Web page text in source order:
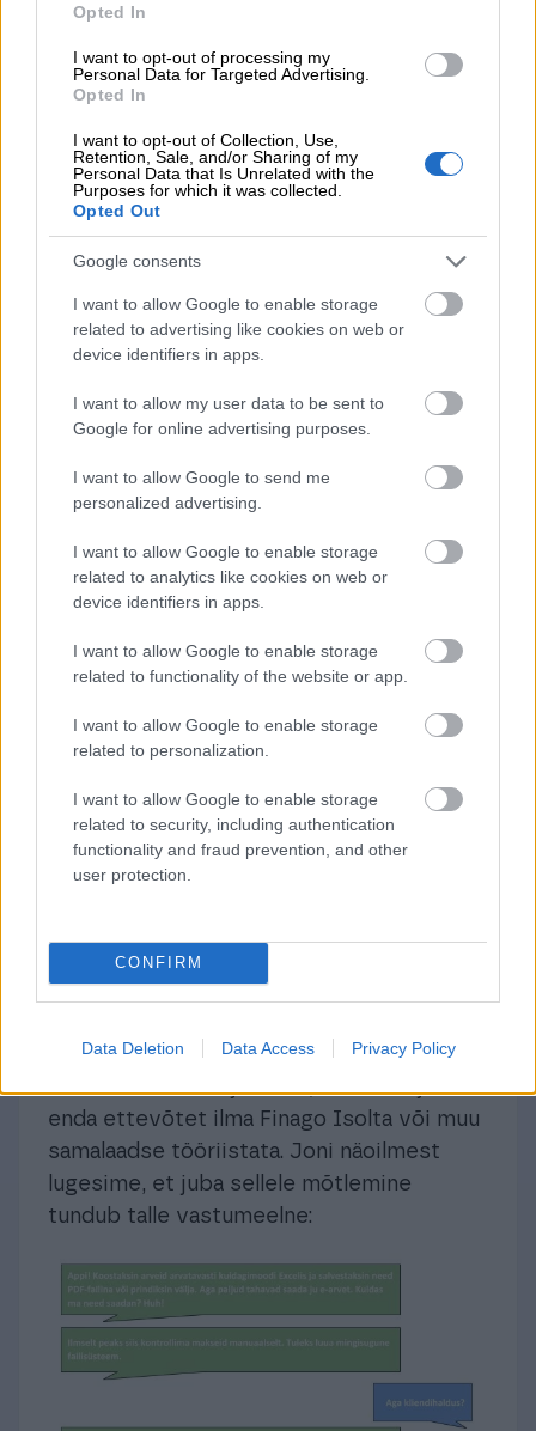
Opted In
I want to opt-out of processing my
Personal Data for Targeted Advertising.
Opted In
I want to opt-out of Collection, Use,
Retention, Sale, and/or Sharing of my
Personal Data that Is Unrelated with the
Purposes for which it was collected.
Opted Out
Google consents
I want to allow Google to enable storage
related to advertising like cookies on web or
device identifiers in apps.
I want to allow my user data to be sent to
Google for online advertising purposes.
I want to allow Google to send me
personalized advertising.
I want to allow Google to enable storage
related to analytics like cookies on web or
device identifiers in apps.
I want to allow Google to enable storage
related to functionality of the website or app.
I want to allow Google to enable storage
related to personalization.
I want to allow Google to enable storage
related to security, including authentication
functionality and fraud prevention, and other
user protection.
CONFIRM
Data Deletion Data Access Privacy Policy
Mustkunstniku argipäeva osaks on palju
muudki kui maagia ja müstika. Esinemiste
surema osa ajast tellimuste
vastuvõtmised, müügiga seotud
tegevused, turundus ja koostöövestlused.
Sinna hulka tuleb arvestada ka kõik nn
kohustuslikud paberitööd. Joni leidis
endale sobiva viisi kasutada Isoltat ka
muuks kui ainult finatsjuhtimise
rutiinitöödeks. Joni kirjutab üles kõik läbi
käidud vestlused kontaktikaardile, mis
aitab tal hiljem järgi vaadata, et milles on
kokku lepitud ja millal. E-posti aadressid ja
telefonivestluste märkmed leiduvad kõik
säästnud Jonile palju aega ja närve, sest
vestlusi ei ole vaja meeles pidada või
Mustkunstniku töö tehakse seal, kus
restoranides või muudes ürituste
mustkunstniku enda kontoris. Seetõttu
ongi osutunud eriti tähtsaks, et
kliendiandmed ja arveldus reisivad Joniga
mobiiltelefonis. Nüüdseks saadab Joni
arve kohe pärast esinemist lava taga olles
ning märkmed uutest kontaktidest on hea
kohe kirja panna.
Palusime Jonit kirjeldama, kuidas ta juhiks
enda ettevõtet ilma Finago Isolta või muu
samalaadse tööriistata. Joni näoilmest
lugesime, et juba sellele mõtlemine
tundub talle vastumeelne: